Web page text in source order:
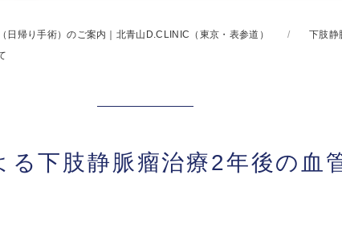
日帰り手術）のご案内｜北青山D.CLINIC（東京・表参道）
下肢静
る下肢静脈瘤治療2年後の血